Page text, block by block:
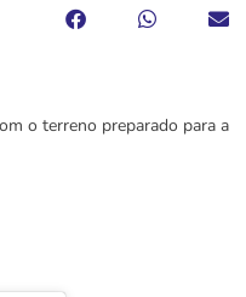
o terreno preparado para a